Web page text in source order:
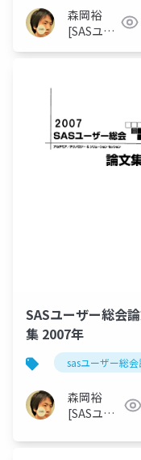
森岡裕
[SASユー
SASユーザー総会
集 2007年
sasユーザー総
森岡裕
[SASユー
話人]